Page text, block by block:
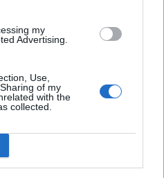
my
Advertising.
Use,
of my
with the
collected.
|Esim for Caribbean
|Esim for Greece|Esim
2026
for United Arab